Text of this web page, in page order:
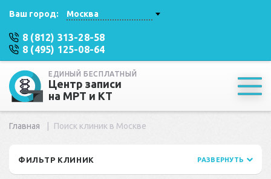
Ваш город: Москва
8 (812) 313-28-58
8 (495) 125-08-64
ЕДИНЫЙ БЕСПЛАТНЫЙ
Центр записи
на МРТ и КТ
Главная Поиск клиник в Москве
ФИЛЬТР КЛИНИК РАЗВЕРНУТЬ